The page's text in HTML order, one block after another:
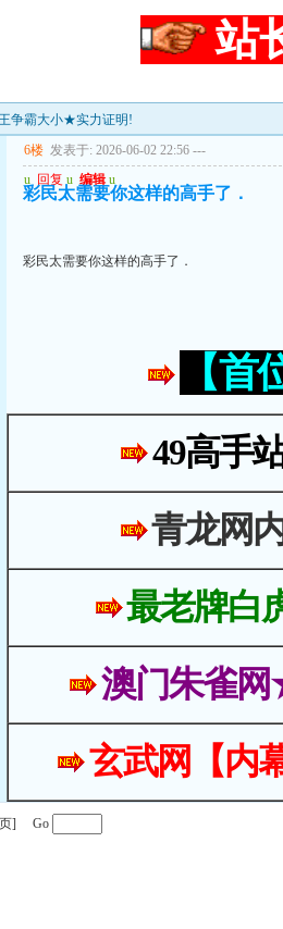
站
争霸大小★实力证明!
6楼 发表于: 2026-06-02 22:56 ---
u 回复 u 编辑 u
彩民太需要你这样的高手了．
彩民太需要你这样的高手了．
【
49高手
青龙网
最老牌白
澳门朱雀
玄武网【内
页] Go